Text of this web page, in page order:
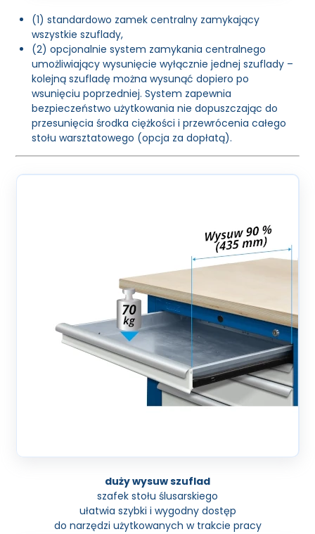
(1) standardowo zamek centralny zamykający
wszystkie szuflady,
(2) opcjonalnie system zamykania centralnego
umożliwiający wysunięcie wyłącznie jednej szuflady –
kolejną szufladę można wysunąć dopiero po
wsunięciu poprzedniej. System zapewnia
bezpieczeństwo użytkowania nie dopuszczając do
przesunięcia środka ciężkości i przewrócenia całego
stołu warsztatowego (opcja za dopłatą).
duży wysuw szuflad
szafek stołu ślusarskiego
ułatwia szybki i wygodny dostęp
do narzędzi użytkowanych w trakcie pracy